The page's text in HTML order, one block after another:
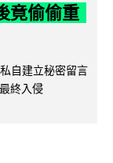
竟偷偷重
自建立秘密留言
終入侵